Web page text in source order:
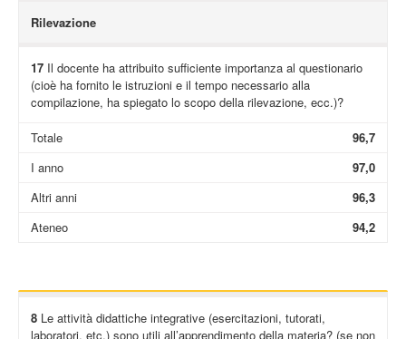
Rilevazione
17Il docente ha attribuito sufficiente importanza al questionario
(cioè ha fornito le istruzioni e il tempo necessario alla
compilazione, ha spiegato lo scopo della rilevazione, ecc.)?
Totale
96,7
I anno
97,0
Altri anni
96,3
Ateneo
94,2
8Le attività didattiche integrative (esercitazioni, tutorati,
laboratori, etc.) sono utili all’apprendimento della materia? (se non